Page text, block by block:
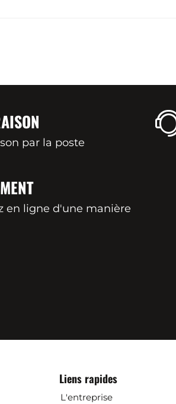
par la poste
en ligne d'une manière
Liens rapides
L'entreprise